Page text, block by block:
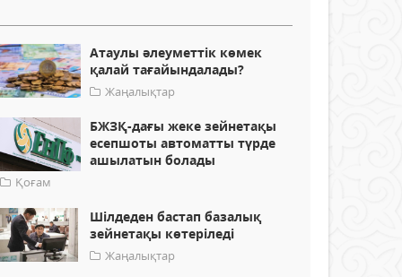
Атаулы әлеуметтік көмек
қалай тағайындалады?
Жаңалықтар
БЖЗҚ-дағы жеке зейнетақы
есепшоты автоматты түрде
ашылатын болады
Қоғам
Шілдеден бастап базалық
зейнетақы көтеріледі
Жаңалықтар